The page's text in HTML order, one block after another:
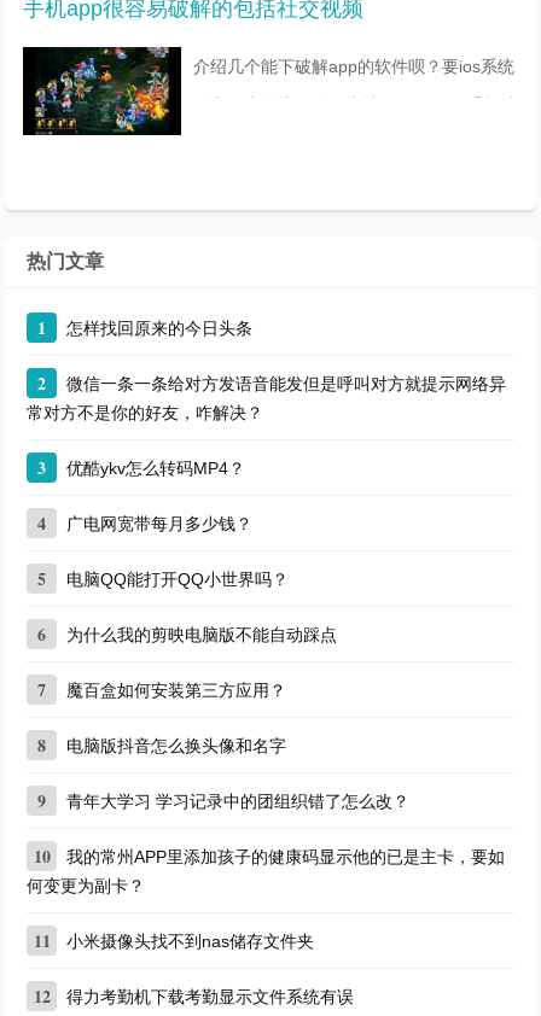
法：1、首先，在手
手机app很容易破解的包括社交视频
介绍几个能下破解app的软件呗？要ios系统
热门文章
1 怎样找回原来的今日头条
2
微信一条一条给对方发语音能发但是呼叫对方就提示网络异
常对方不是你的好友，咋解决？
3 优酷ykv怎么转码MP4？
4 广电网宽带每月多少钱？
5 电脑QQ能打开QQ小世界吗？
6 为什么我的剪映电脑版不能自动踩点
7 魔百盒如何安装第三方应用？
8 电脑版抖音怎么换头像和名字
9 青年大学习 学习记录中的团组织错了怎么改？
10
我的常州APP里添加孩子的健康码显示他的已是主卡，要如
何变更为副卡？
11 小米摄像头找不到nas储存文件夹
12 得力考勤机下载考勤显示文件系统有误